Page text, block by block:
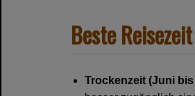
Beste Reisezeit
Trockenzeit (Juni